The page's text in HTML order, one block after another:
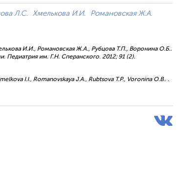
Л.С. Хмелькова И.И.
Романовская Ж.А.
И.И., Романовская Ж.А., Рубцова Т.П., Воронина О.Б..
Педиатрия им. Г.Н. Сперанского. 2012; 91 (2).
I.I., Romanovskaya J.A., Rubtsova T.P., Voronina O.B.. .